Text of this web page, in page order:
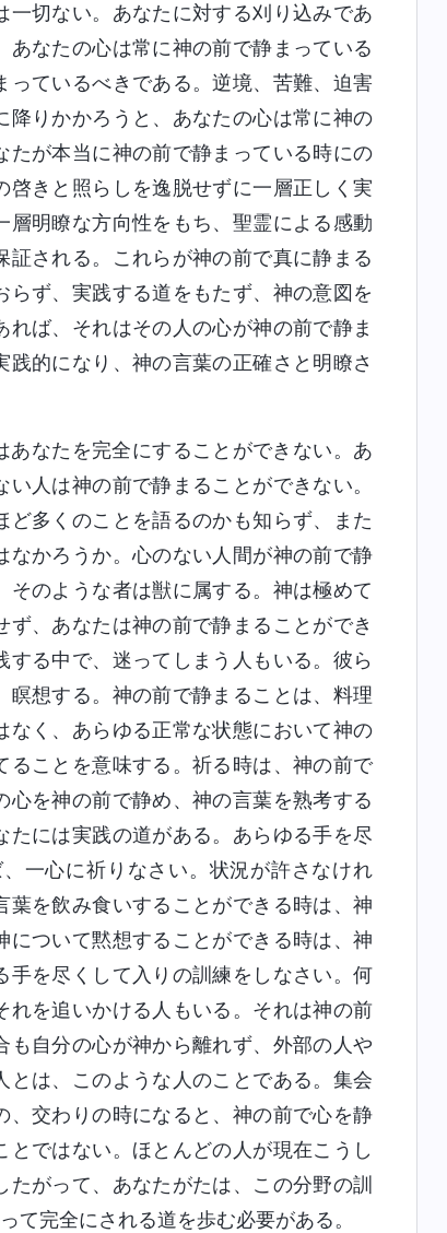
切ない。あなたに対する刈り込みであ
なたの心は常に神の前で静まっている
ているべきである。逆境、苦難、迫害
りかかろうと、あなたの心は常に神の
が本当に神の前で静まっている時にの
きと照らしを逸脱せずに一層正しく実
明瞭な方向性をもち、聖霊による感動
される。これらが神の前で真に静まる
ず、実践する道をもたず、神の意図を
ば、それはその人の心が神の前で静ま
的になり、神の言葉の正確さと明瞭さ
なたを完全にすることができない。あ
人は神の前で静まることができない。
多くのことを語るのかも知らず、また
かろうか。心のない人間が神の前で静
のような者は獣に属する。神は極めて
、あなたは神の前で静まることができ
る中で、迷ってしまう人もいる。彼ら
瞑想する。神の前で静まることは、料理
く、あらゆる正常な状態において神の
ことを意味する。祈る時は、神の前で
を神の前で静め、神の言葉を熟考する
には実践の道がある。あらゆる手を尽
一心に祈りなさい。状況が許さなけれ
を飲み食いすることができる時は、神
ついて黙想することができる時は、神
を尽くして入りの訓練をしなさい。何
を追いかける人もいる。それは神の前
自分の心が神から離れず、外部の人や
は、このような人のことである。集会
交わりの時になると、神の前で心を静
ではない。ほとんどの人が現在こうし
がって、あなたがたは、この分野の訓
完全にされる道を歩む必要がある。